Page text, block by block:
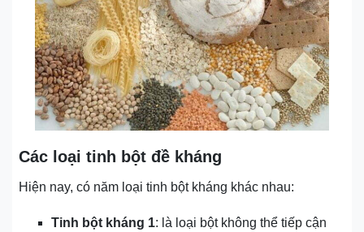
Các loại tinh bột đề kháng
Hiện nay, có năm loại tinh bột kháng khác nhau:
Tinh bột kháng 1: là loại bột không thể tiếp cận